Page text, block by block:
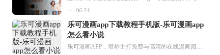
06-24
乐可漫画app下载教程手机版-乐可漫画app
怎么看小说
乐可漫画APP，堪称主打免费与高清的在线漫画阅读神器。其官方版提供海量完整版漫画资源，无论是国内漫画，还是日漫、韩漫、台漫、美漫等国外漫画，应有尽有，随时供你阅读。只需轻点一下，便能直接进入阅读界面。不仅如此，乐可漫画最新版本更新速度极快，在这里，你总能抢先看到全网一手漫画章节内容！...